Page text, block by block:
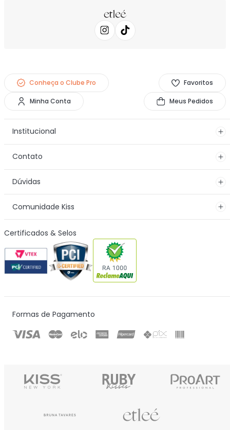
Conheça o Clube Pro Favoritos
Minha Conta Meus Pedidos
Institucional
Contato
Dúvidas
Comunidade Kiss
Certificados & Selos
Formas de Pagamento